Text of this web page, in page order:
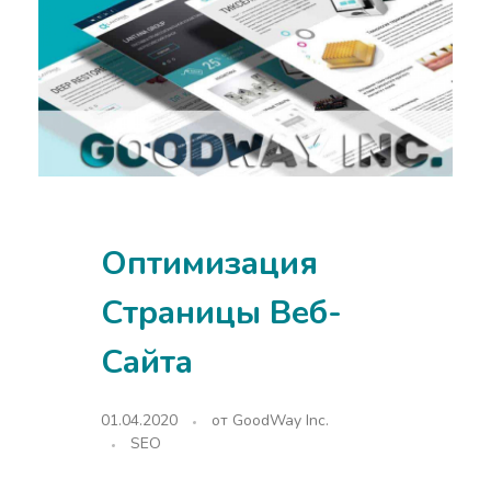
Оптимизация
Страницы Веб-
Сайта
01.04.2020 от GoodWay Inc.
SEO